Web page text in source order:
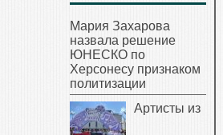
Мария Захарова
назвала решение
ЮНЕСКО по
Херсонесу признаком
политизации
Артисты из